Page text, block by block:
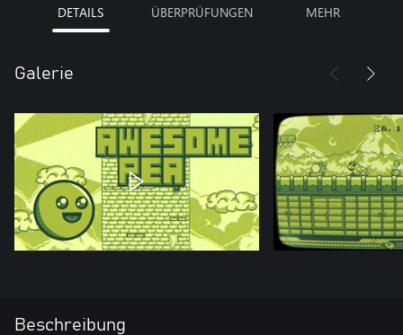
DETAILS ÜBERPRÜFUNGEN MEHR
Galerie
Beschreibung